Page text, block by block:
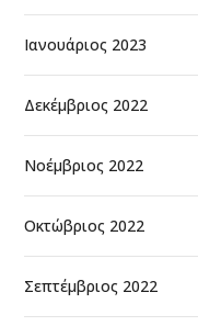
Ιανουάριος 2023
Δεκέμβριος 2022
Νοέμβριος 2022
Οκτώβριος 2022
Σεπτέμβριος 2022